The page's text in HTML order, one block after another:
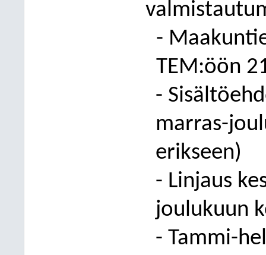
- Maak
TEM:öön
-
marras-
erikseen)
- Linjaus
joulukuun
-Tammi-